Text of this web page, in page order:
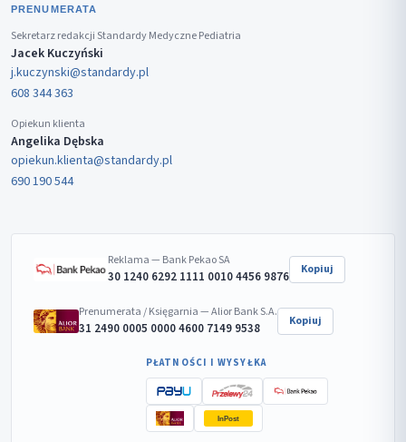
PRENUMERATA
Sekretarz redakcji Standardy Medyczne Pediatria
Jacek Kuczyński
j.kuczynski@standardy.pl
608 344 363
Opiekun klienta
Angelika Dębska
opiekun.klienta@standardy.pl
690 190 544
Reklama — Bank Pekao SA
30 1240 6292 1111 0010 4456 9876 Kopiuj
Prenumerata / Księgarnia — Alior Bank S.A.
31 2490 0005 0000 4600 7149 9538 Kopiuj
PŁATNOŚCI I WYSYŁKA
InPost